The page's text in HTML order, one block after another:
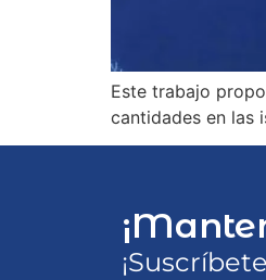
Este trabajo
cantidades en las